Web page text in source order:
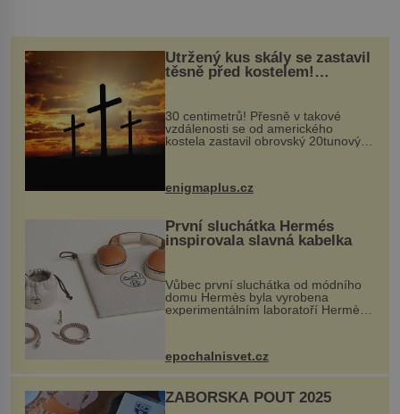
Utržený kus skály se zastavil
těsně před kostelem!
Ochránila ho boží síla?
30 centimetrů! Přesně v takové
vzdálenosti se od amerického
kostela zastavil obrovský 20tunový
...
enigmaplus.cz
První sluchátka Hermés
inspirovala slavná kabelka
Vůbec první sluchátka od módního
domu Hermès byla vyrobena
experimentálním laboratoří Hermès
kovový...
epochalnisvet.cz
ZÁBOŘSKÁ POUŤ 2025